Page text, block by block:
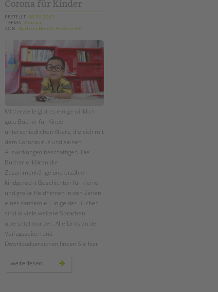
Corona für Kinder
ERSTELLT 08.02.2021
THEMA Corona
VON
Barbara Brecht-Hadraschek
Mittlerweile gibt es einige wirklich
gute Bücher für Kinder
unterschiedlichen Alters, die sich mit
dem Coronavirus und seinen
Auswirkungen beschäftigen. Die
Bücher erklären die
Zusammenhänge und erzählen
kindgerecht Geschichten für kleine
und große Held*innen in den Zeiten
einer Pandemie. Einige der Bücher
sind in viele weitere Sprachen
übersetzt worden. Alle Links zu den
Verlagsseiten und
Downloadbereichen finden Sie hier.
weiterlesen kostenlose
bücher/ebooks